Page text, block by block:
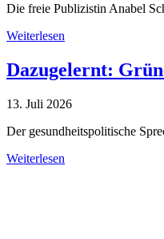
Die freie Publizistin Anabel
Weiterlesen
Dazugelernt:
13. Juli 2026
Der gesundheitspolitische
Weiterlesen